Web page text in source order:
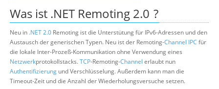
Was ist .NET Remoting 2.0 ?
Neu in .NET 2.0 Remoting ist die Unterstütung für IPv6-Adressen und den
Austausch der generischen Typen. Neu ist der Remoting-Channel IPC für
die lokale Inter-Prozeß-Kommunikation ohne Verwendung eines
Netzwerkprotokollstacks.TCP-Remoting-Channel erlaubt nun
Authentifizierung und Verschlüsselung. Außerdem kann man die
Timeout-Zeit und die Anzahl der Wiederholungsversuche setzen.